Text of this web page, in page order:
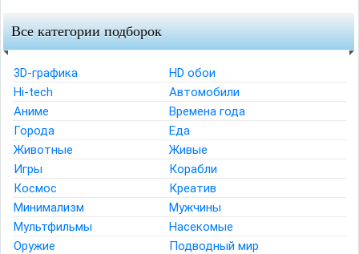
Все категории подборок
3D-графика
HD обои
Hi-tech
Автомобили
Аниме
Времена года
Города
Еда
Животные
Живые
Игры
Корабли
Космос
Креатив
Минимализм
Мужчины
Мультфильмы
Насекомые
Оружие
Подводный мир